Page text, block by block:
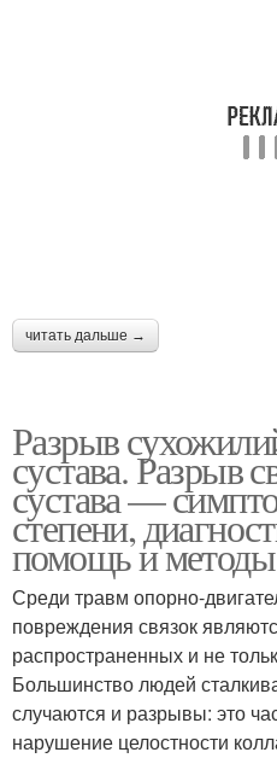
читать дальше →
Разрыв
сустава. Разрыв
сустава —
степени,
помощь и
Среди травм опорно-
повреждения связок
распространенных и не
Большинство людей
случаются и разрывы: это
нарушение целостности